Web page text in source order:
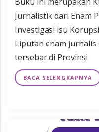
Jurnalistik dari Enam
Investigasi isu
Liputan enam jurnalis
tersebar di Provinsi
BACA SELENGKAPNYA